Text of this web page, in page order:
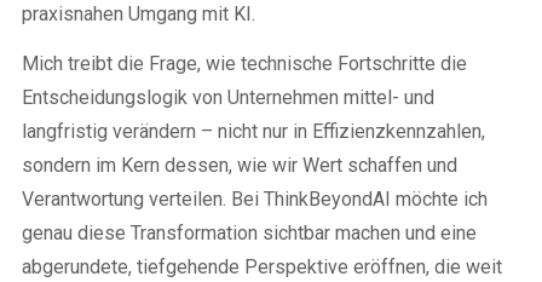
praxisnahen Umgang mit KI.
Mich treibt die Frage, wie technische Fortschritte die
Entscheidungslogik von Unternehmen mittel- und
langfristig verändern – nicht nur in Effizienzkennzahlen,
sondern im Kern dessen, wie wir Wert schaffen und
Verantwortung verteilen. Bei ThinkBeyondAI möchte ich
genau diese Transformation sichtbar machen und eine
abgerundete, tiefgehende Perspektive eröffnen, die weit